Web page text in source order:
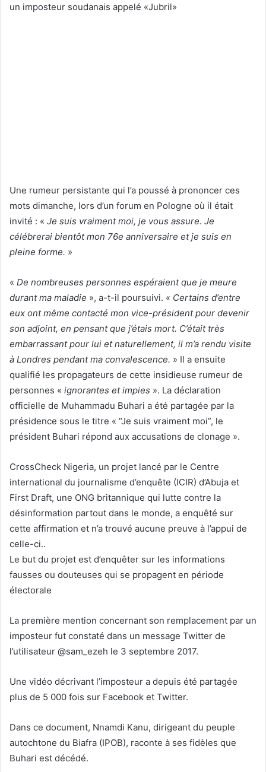
un imposteur soudanais appelé «Jubril»
Une rumeur persistante qui l’a poussé à prononcer ces
mots dimanche, lors d’un forum en Pologne où il était
invité : « Je suis vraiment moi, je vous assure. Je
célébrerai bientôt mon 76e anniversaire et je suis en
pleine forme. »
« De nombreuses personnes espéraient que je meure
durant ma maladie », a-t-il poursuivi. « Certains d’entre
eux ont même contacté mon vice-président pour devenir
son adjoint, en pensant que j’étais mort. C’était très
embarrassant pour lui et naturellement, il m’a rendu visite
à Londres pendant ma convalescence. » Il a ensuite
qualifié les propagateurs de cette insidieuse rumeur de
personnes « ignorantes et impies ». La déclaration
officielle de Muhammadu Buhari a été partagée par la
présidence sous le titre « “Je suis vraiment moi”, le
président Buhari répond aux accusations de clonage ».
CrossCheck Nigeria, un projet lancé par le Centre
international du journalisme d’enquête (ICIR) d’Abuja et
First Draft, une ONG britannique qui lutte contre la
désinformation partout dans le monde, a enquêté sur
cette affirmation et n’a trouvé aucune preuve à l’appui de
celle-ci..
Le but du projet est d’enquêter sur les informations
fausses ou douteuses qui se propagent en période
électorale
La première mention concernant son remplacement par un
imposteur fut constaté dans un message Twitter de
l’utilisateur @sam_ezeh le 3 septembre 2017.
Une vidéo décrivant l’imposteur a depuis été partagée
plus de 5 000 fois sur Facebook et Twitter.
Dans ce document, Nnamdi Kanu, dirigeant du peuple
autochtone du Biafra (IPOB), raconte à ses fidèles que
Buhari est décédé.